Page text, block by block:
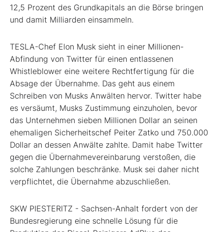
12,5 Prozent des Grundkapitals an die Börse bringen
und damit Milliarden einsammeln.
TESLA-Chef Elon Musk sieht in einer Millionen-
Abfindung von Twitter für einen entlassenen
Whistleblower eine weitere Rechtfertigung für die
Absage der Übernahme. Das geht aus einem
Schreiben von Musks Anwälten hervor. Twitter habe
es versäumt, Musks Zustimmung einzuholen, bevor
das Unternehmen sieben Millionen Dollar an seinen
ehemaligen Sicherheitschef Peiter Zatko und 750.000
Dollar an dessen Anwälte zahlte. Damit habe Twitter
gegen die Übernahmevereinbarung verstoßen, die
solche Zahlungen beschränke. Musk sei daher nicht
verpflichtet, die Übernahme abzuschließen.
SKW PIESTERITZ - Sachsen-Anhalt fordert von der
Bundesregierung eine schnelle Lösung für die